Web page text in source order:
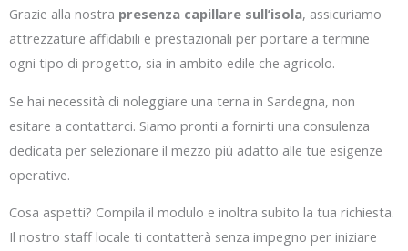
Grazie alla nostra presenza capillare sull’isola, assicuriamo
attrezzature affidabili e prestazionali per portare a termine
ogni tipo di progetto, sia in ambito edile che agricolo.
Se hai necessità di noleggiare una terna in Sardegna, non
esitare a contattarci. Siamo pronti a fornirti una consulenza
dedicata per selezionare il mezzo più adatto alle tue esigenze
operative.
Cosa aspetti? Compila il modulo e inoltra subito la tua richiesta.
Il nostro staff locale ti contatterà senza impegno per iniziare